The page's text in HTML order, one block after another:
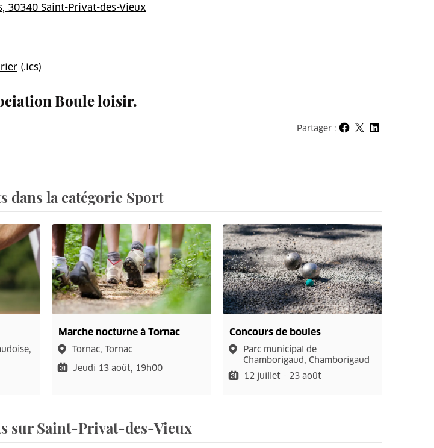
30340 Saint-Privat-des-Vieux
(.ics)
Boule loisir.
Partager :Partager sur Facebook
Partager sur X
Partager sur LinkedIn
dans la catégorie Sport
Marche nocturne à Tornac
Tornac, Tornac
Jeudi 13 août, 19h00
Concours de boules
Parc municipal de
Chamborigaud, Chamborigaud
12 juillet - 23 août
sur Saint-Privat-des-Vieux